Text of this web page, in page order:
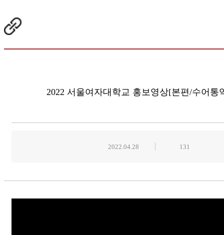
2022 서울여자대학교 홍보영상[본편/수어통
2022.04.28 131